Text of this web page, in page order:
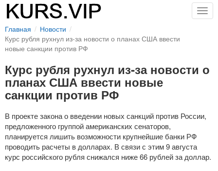
Главная
Новости
Курс рубля рухнул из-за новости о планах США ввести
новые санкции против РФ
Курс рубля рухнул из-за новости о
планах США ввести новые
санкции против РФ
В проекте закона о введении новых санкций против России,
предложенного группой американских сенаторов,
планируется лишить возможности крупнейшие банки РФ
проводить расчеты в долларах. В связи с этим 9 августа
курс российского рубля снижался ниже 66 рублей за доллар.